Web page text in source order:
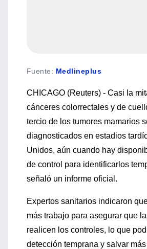
Fuente: Medlineplus
CHICAGO (Reuters) - Casi la
cánceres colorrectales y de
tercio de los tumores mamarios
diagnosticados en estadios
Unidos, aún cuando hay
de control para identificarlos
señaló un informe oficial.
Expertos sanitarios indicaron
más trabajo para asegurar que
realicen los controles, lo que
detección temprana y salvar